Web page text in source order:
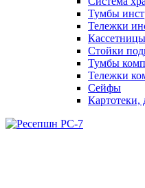
Тумбы
Тележки
Кассетницы
Стойки
Тумбы
Тележки
Сейфы
Картотеки,